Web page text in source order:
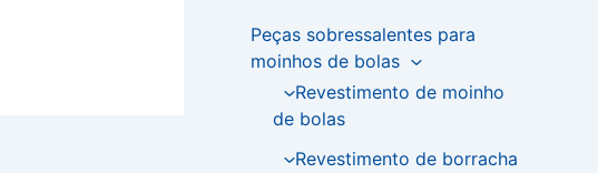
Peças sobressalentes para
moinhos de bolas
Revestimento de moinho
de bolas
Revestimento de borracha